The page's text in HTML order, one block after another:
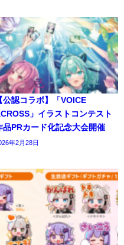
公認コラボ】「VOICE
」イラストコンテスト
品PRカード化記念大会開催
年2月28日